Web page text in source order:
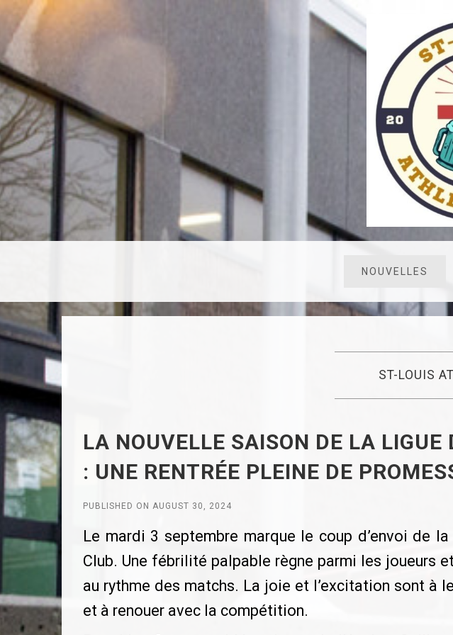
NOUVELLES
ST-LOUIS
LA NOUVELLE SAISON DE LA
: UNE RENTRÉE PLEINE DE
PUBLISHED ON AUGUST 30, 2024
Le mardi 3 septembre marque le coup d’envoi de
Club. Une fébrilité palpable règne parmi les joueurs
au rythme des matchs. La joie et l’excitation sont à
et à renouer avec la compétition.